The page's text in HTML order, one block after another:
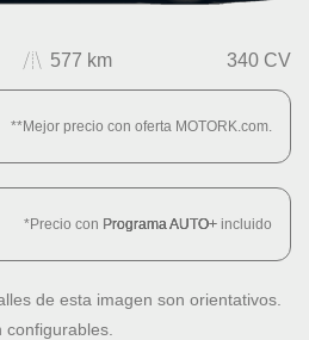
577 km 340 CV
**Mejor precio con oferta MOTORK.com.
*Precio con Programa AUTO+ incluido
de esta imagen son orientativos.
configurables.